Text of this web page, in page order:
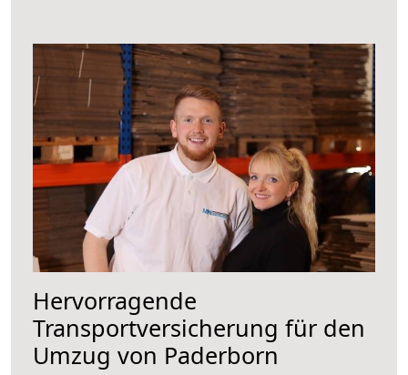
Hervorragende
Transportversicherung für den
Umzug von Paderborn